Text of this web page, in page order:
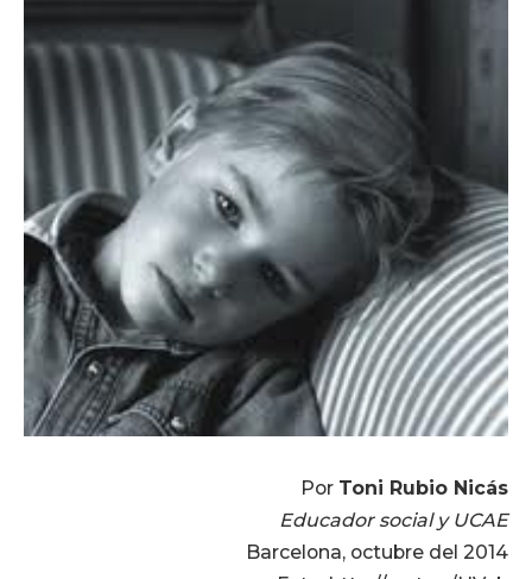
Por Toni Rubio Nicás
Educador social y UCAE
Barcelona, octubre del 2014